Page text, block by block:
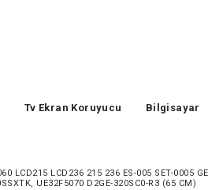
Tv Ekran Koruyucu Bilgisayar
LCD215 LCD236 215 236 ES-005 SET-0005
UE32F5070 D2GE-320SC0-R3 (65 CM)